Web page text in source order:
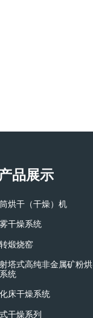
品展示
烘干（干燥）机
干燥系统
煅烧窑
塔式高纯非金属矿粉烘
统
床干燥系统
干燥系列